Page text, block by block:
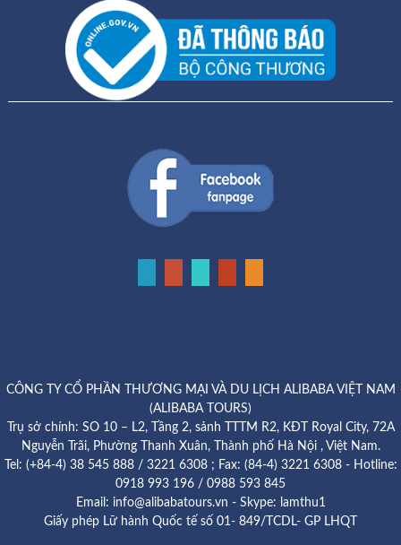
CÔNG TY CỔ PHẦN THƯƠNG MẠI VÀ DU LỊCH ALIBABA VIỆT NAM
(ALIBABA TOURS)
Trụ sở chính: SO 10 – L2, Tầng 2, sảnh TTTM R2, KĐT Royal City, 72A
Nguyễn Trãi, Phường Thanh Xuân, Thành phố Hà Nội , Việt Nam.
Tel: (+84-4) 38 545 888 / 3221 6308 ; Fax: (84-4) 3221 6308 - Hotline:
0918 993 196 / 0988 593 845
Email: info@alibabatours.vn - Skype: lamthu1
Giấy phép Lữ hành Quốc tế số 01- 849/TCDL- GP LHQT